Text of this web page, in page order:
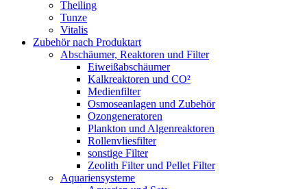
Theiling
Tunze
Vitalis
Zubehör nach Produktart
Abschäumer, Reaktoren und Filter
Eiweißabschäumer
Kalkreaktoren und CO²
Medienfilter
Osmoseanlagen und Zubehör
Ozongeneratoren
Plankton und Algenreaktoren
Rollenvliesfilter
sonstige Filter
Zeolith Filter und Pellet Filter
Aquariensysteme